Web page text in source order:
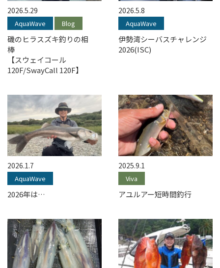
2026.5.29
AquaWave Blog
磯のヒラスズキ釣りの相
棒
【スウェイコール
120F/SwayCall 120F】
2026.5.8
AquaWave
伊勢湾シーバスチャレンジ
2026(ISC)
2026.1.7
AquaWave
2026年は…
2025.9.1
Viva
アユルアー短時間釣行